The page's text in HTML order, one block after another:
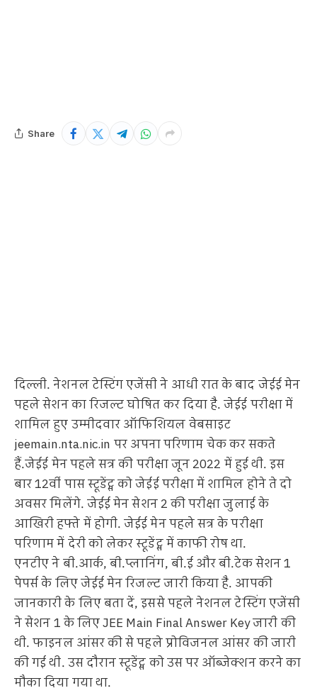
Share
दिल्ली. नेशनल टेस्टिंग एजेंसी ने आधी रात के बाद जेईई मेन
पहले सेशन का रिजल्ट घोषित कर दिया है. जेईई परीक्षा में
शामिल हुए उम्मीदवार ऑफिशियल वेबसाइट
jeemain.nta.nic.in पर अपना परिणाम चेक कर सकते
हैं.जेईई मेन पहले सत्र की परीक्षा जून 2022 में हुई थी. इस
बार 12वीं पास स्टूडेंट्स को जेईई परीक्षा में शामिल होने ते दो
अवसर मिलेंगे. जेईई मेन सेशन 2 की परीक्षा जुलाई के
आखिरी हफ्ते में होगी. जेईई मेन पहले सत्र के परीक्षा
परिणाम में देरी को लेकर स्टूडेंट्स में काफी रोष था.
एनटीए ने बी.आर्क, बी.प्लानिंग, बी.ई और बी.टेक सेशन 1
पेपर्स के लिए जेईई मेन रिजल्ट जारी किया है. आपकी
जानकारी के लिए बता दें, इससे पहले नेशनल टेस्टिंग एजेंसी
ने सेशन 1 के लिए JEE Main Final Answer Key जारी की
थी. फाइनल आंसर की से पहले प्रोविजनल आंसर की जारी
की गई थी. उस दौरान स्टूडेंट्स को उस पर ऑब्जेक्शन करने का
मौका दिया गया था.